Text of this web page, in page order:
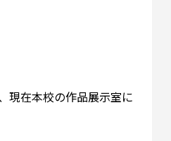
現在本校の作品展示室に